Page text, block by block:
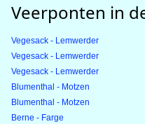
Veerponten in
Vegesack - Lemwerder
Vegesack - Lemwerder
Vegesack - Lemwerder
Blumenthal - Motzen
Blumenthal - Motzen
Berne - Farge